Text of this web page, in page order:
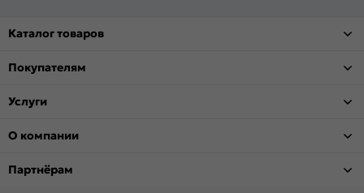
Каталог товаров
Покупателям
Услуги
О компании
Партнёрам